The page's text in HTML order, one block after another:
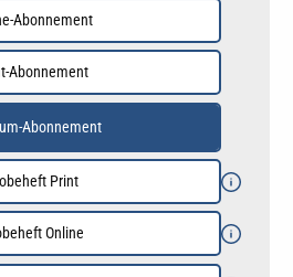
Abonnement
Abonnement
Abonnement
Print
Online